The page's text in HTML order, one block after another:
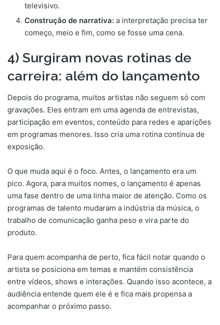
televisivo.
Construção de narrativa: a interpretação precisa ter
começo, meio e fim, como se fosse uma cena.
4) Surgiram novas rotinas de
carreira: além do lançamento
Depois do programa, muitos artistas não seguem só com
gravações. Eles entram em uma agenda de entrevistas,
participação em eventos, conteúdo para redes e aparições
em programas menores. Isso cria uma rotina contínua de
exposição.
O que muda aqui é o foco. Antes, o lançamento era um
pico. Agora, para muitos nomes, o lançamento é apenas
uma fase dentro de uma linha maior de atenção. Como os
programas de talento mudaram a indústria da música, o
trabalho de comunicação ganha peso e vira parte do
produto.
Para quem acompanha de perto, fica fácil notar quando o
artista se posiciona em temas e mantém consistência
entre vídeos, shows e interações. Quando isso acontece, a
audiência entende quem ele é e fica mais propensa a
acompanhar o próximo passo.